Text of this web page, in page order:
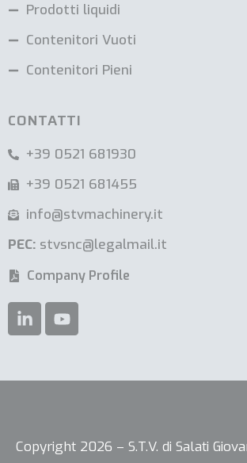
Prodotti liquidi
Contenitori Vuoti
Contenitori Pieni
CONTATTI
+39 0521 681930
+39 0521 681455
info@stvmachinery.it
PEC: stvsnc@legalmail.it
Company Profile
Copyright 2026 – S.T.V. di Salati